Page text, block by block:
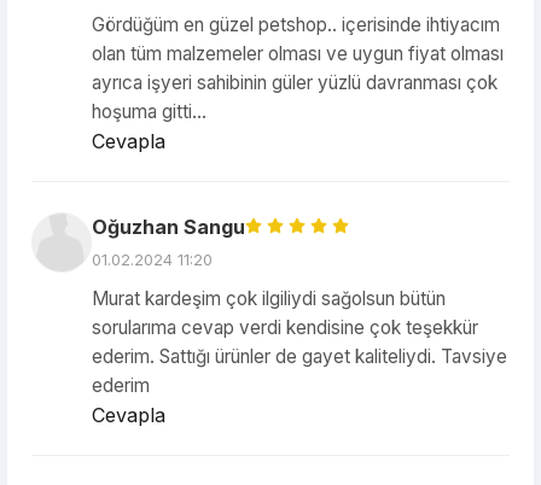
Gördüğüm en güzel petshop.. içerisinde ihtiyacım
olan tüm malzemeler olması ve uygun fiyat olması
ayrıca işyeri sahibinin güler yüzlü davranması çok
hoşuma gitti...
Cevapla
Oğuzhan Sangu
01.02.2024 11:20
Murat kardeşim çok ilgiliydi sağolsun bütün
sorularıma cevap verdi kendisine çok teşekkür
ederim. Sattığı ürünler de gayet kaliteliydi. Tavsiye
ederim
Cevapla